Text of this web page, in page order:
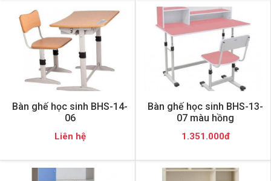
Bàn ghế học sinh BHS-14-
06
Liên hệ
Bàn ghế học sinh BHS-13-
07 màu hồng
1.351.000đ